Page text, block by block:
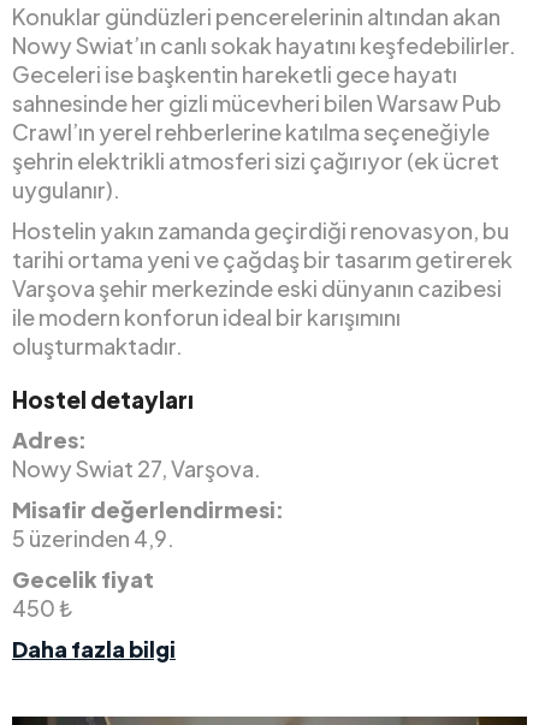
Konuklar gündüzleri pencerelerinin altından akan
Nowy Swiat’ın canlı sokak hayatını keşfedebilirler.
Geceleri ise başkentin hareketli gece hayatı
sahnesinde her gizli mücevheri bilen Warsaw Pub
Crawl’ın yerel rehberlerine katılma seçeneğiyle
şehrin elektrikli atmosferi sizi çağırıyor (ek ücret
uygulanır).
Hostelin yakın zamanda geçirdiği renovasyon, bu
tarihi ortama yeni ve çağdaş bir tasarım getirerek
Varşova şehir merkezinde eski dünyanın cazibesi
ile modern konforun ideal bir karışımını
oluşturmaktadır.
Hostel detayları
Adres:
Nowy Swiat 27, Varşova.
Misafir değerlendirmesi:
5 üzerinden 4,9.
Gecelik fiyat
450 ₺
Daha fazla bilgi